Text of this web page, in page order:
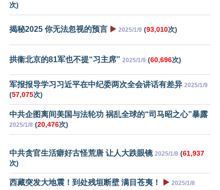
次)
揭秘2025 你无法忽视的预言 ▶️ 2025/1/9 (93,010次)
拱衞北京的81军也不提“习主席” 2025/1/9 (60,696次)
军报报导学习习近平在中纪委两次全会讲话有差异 2025/1/9
(57,075次)
中共企图离间美国与法轮功 祸乱全球的“司马昭之心”暴露
2025/1/8 (20,476次)
中共贪官生活癖好古怪荒唐 让人大跌眼镜 2025/1/8 (61,937
次)
西藏突发大地震！到处残垣断壁 满目苍夷！ ▶️ 2025/1/8